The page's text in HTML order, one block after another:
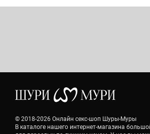
© 2018-2026 Онлайн секс-шоп Шуры-Муры
В каталоге нашего интернет-магазина